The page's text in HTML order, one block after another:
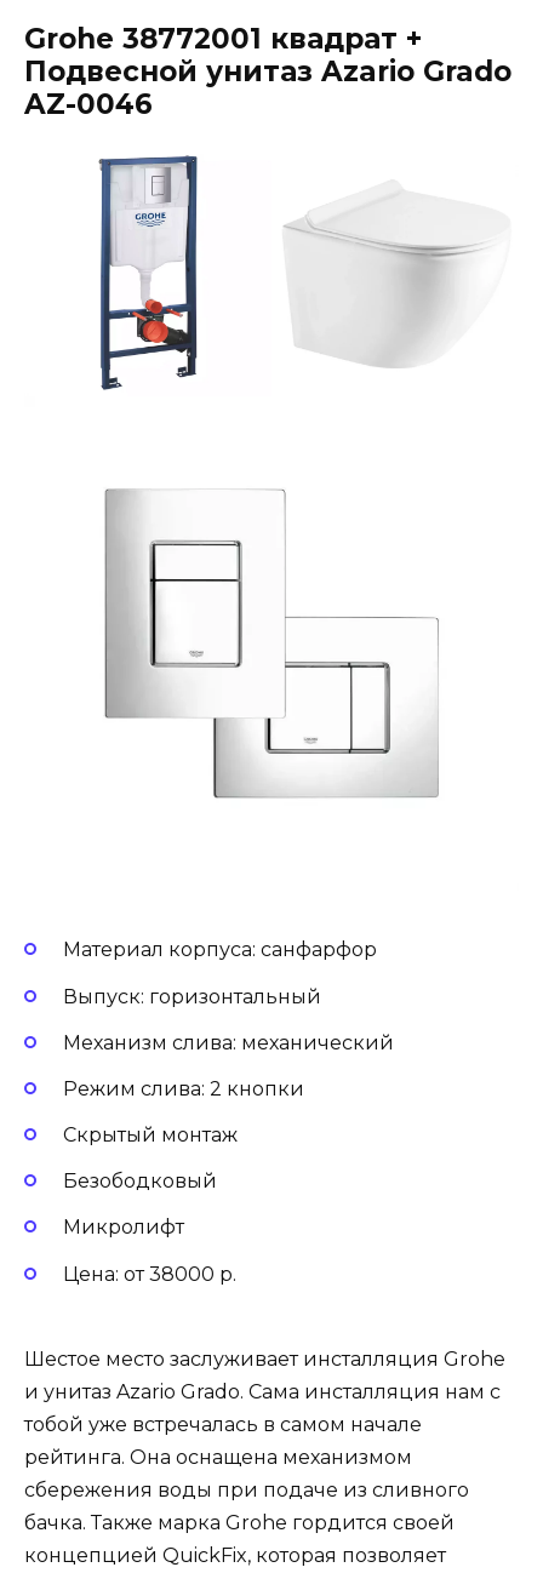
Grohe 38772001 квадрат +
Подвесной унитаз Azario Grado
AZ-0046
Материал корпуса: санфарфор
Выпуск: горизонтальный
Механизм слива: механический
Режим слива: 2 кнопки
Скрытый монтаж
Безободковый
Микролифт
Цена: от 38000 р.
Шестое место заслуживает инсталляция Grohe
и унитаз Azario Grado. Сама инсталляция нам с
тобой уже встречалась в самом начале
рейтинга. Она оснащена механизмом
сбережения воды при подаче из сливного
бачка. Также марка Grohe гордится своей
концепцией QuickFix, которая позволяет